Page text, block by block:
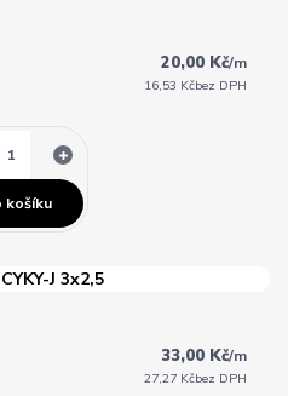
20,00 Kč/m
16,53 Kčbez DPH
košíku
33,00 Kč/m
27,27 Kčbez DPH